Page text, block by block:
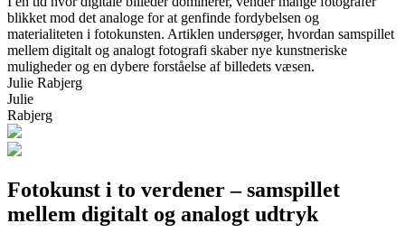
blikket mod det analoge for at genfinde fordybelsen og
materialiteten i fotokunsten. Artiklen undersøger, hvordan samspillet
mellem digitalt og analogt fotografi skaber nye kunstneriske
muligheder og en dybere forståelse af billedets væsen.
Julie Rabjerg
Julie
Rabjerg
Fotokunst i to verdener – samspillet
mellem digitalt og analogt udtryk